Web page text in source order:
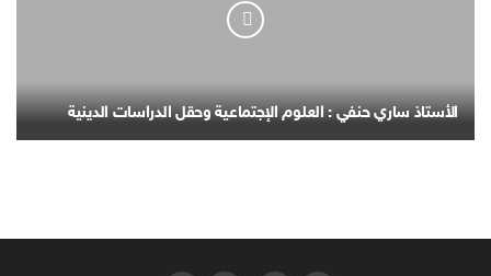
الأستاذ ساري حنفي : العلوم الإجتماعية وحقل الدراسات الدينية